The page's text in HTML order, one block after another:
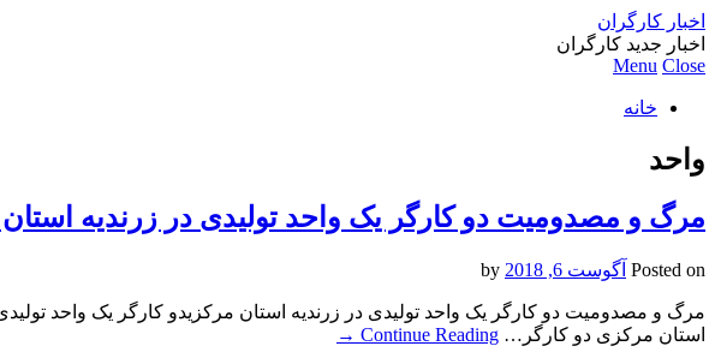
اخبار کارگران
اخبار جدید کارگران
Menu Close
خانه
واحد
مرگ و مصدومیت دو کارگر یک واحد تولیدی در زرندیه
Posted on آگوست 6, 2018
مرگ و مصدومیت دو کارگر یک واحد تولیدی در زرندیه استان مرکزیدو کارگر یک واحد
استان مرکزی دو کارگر… Continue Reading
→